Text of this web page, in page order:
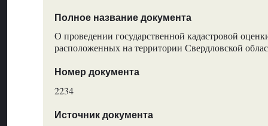
Полное название документа
О проведении государственной кадастровой
расположенных на территории Свердловской
Номер документа
2234
Источник документа